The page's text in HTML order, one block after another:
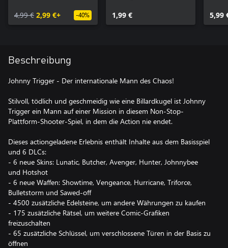
4,99 € 2,99 €+ -40% 1,99 € 5,99
Beschreibung
Johnny Trigger - Der internationale Mann des Chaos!
Stilvoll, tödlich und geschmeidig wie eine Billardkugel ist Johnny
Trigger ein Mann auf einer Mission in diesem Non-Stop-
Plattform-Shooter-Spiel, in dem die Action nie endet.
Dieses actiongeladene Erlebnis enthält Inhalte aus dem Basisspiel
und 6 DLCs:
- 6 neue Skins: Lunatic, Butcher, Avenger, Hunter, Johnnybee
und Hotshot
- 6 neue Waffen: Showtime, Vengeance, Hurricane, Triforce,
Bulletstorm und Sawed-off
- 4500 zusätzliche Edelsteine, um andere Währungen zu kaufen
- 175 zusätzliche Rätsel, um weitere Comic-Grafiken
freizuschalten
- 65 zusätzliche Schlüssel, um verschlossene Türen in der Basis zu
öffnen